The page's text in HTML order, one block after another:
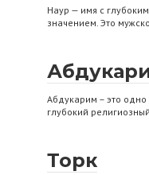
Наур — имя с
значением. Это
Абдукарим – это
глубокий
Торк